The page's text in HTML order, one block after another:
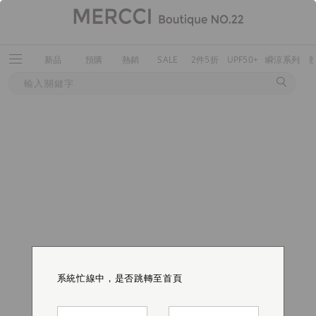
新品 預購 熱銷 SALE 2件5折 UPF50+ 瞬涼系列
系統忙線中，是否跳轉至首頁
系統忙線中，是否跳轉至首頁
系統忙線中，是否跳轉至首頁
系統忙線中，是否跳轉至首頁
系統忙線中，是否跳轉至首頁